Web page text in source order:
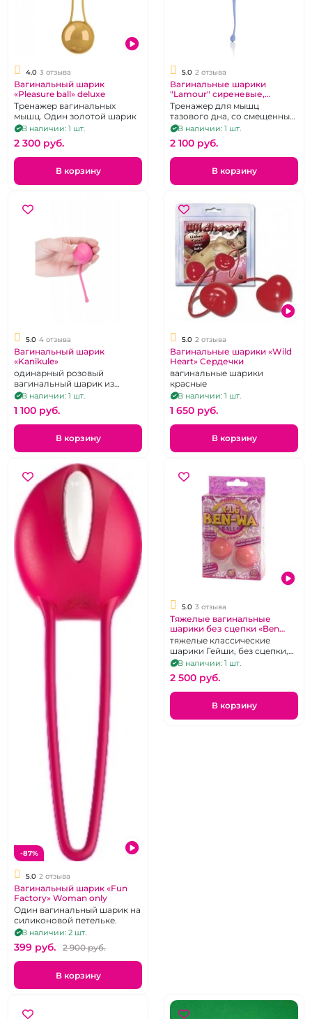
4.0 3 отзыва
Вагинальный шарик
«Pleasure ball» deluxe
Тренажер вагинальных
мышц. Один золотой шарик
В наличии: 1 шт.
2 300 pуб.
В корзину
5.0 2 отзыва
Вагинальные шарики
"Lamour" сиреневые,
пластиковые двойные
Тренажер для мышц
тазового дна, со смещенным
центром тяжести
В наличии: 1 шт.
2 100 pуб.
В корзину
5.0 4 отзыва
Вагинальный шарик
«Kanikule»
одинарный розовый
вагинальный шарик из
силикона с хвостиком
В наличии: 1 шт.
1 100 pуб.
В корзину
5.0 2 отзыва
Вагинальные шарики «Wild
Heart» Сердечки
вагинальные шарики
красные
В наличии: 1 шт.
1 650 pуб.
В корзину
-87%
5.0 2 отзыва
Вагинальный шарик «Fun
Factory» Woman only
Один вагинальный шарик на
силиконовой петельке.
В наличии: 2 шт.
399 pуб. 2 900 pуб.
В корзину
5.0 3 отзыва
Тяжелые вагинальные
шарики без сцепки «Ben
Wa»
тяжелые классические
шарики Гейши, без сцепки,
аналог исторической серии
В наличии: 1 шт.
2 500 pуб.
В корзину